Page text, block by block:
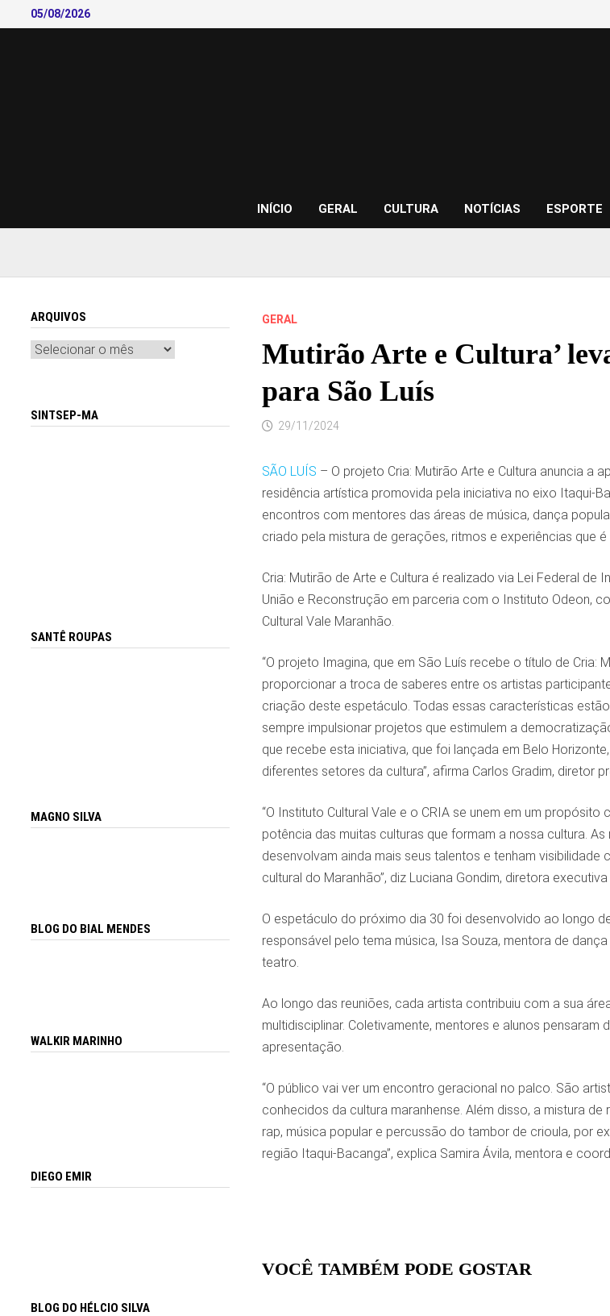
to
05/08/2026
INÍCIO GERAL CULTURA NOTÍCIAS ESPORTE
GERAL
Mutirão Arte e Cultura’
para São Luís
29/11/2024
SÃO LUÍS – O projeto Cria: Mutirão Arte e Cultura anuncia a
residência artística promovida pela iniciativa no eixo Itaqui-
encontros com mentores das áreas de música, dança
criado pela mistura de gerações, ritmos e experiências que
Cria: Mutirão de Arte e Cultura é realizado via Lei Federal
União e Reconstrução em parceria com o Instituto Odeon,
Cultural Vale Maranhão.
“O projeto Imagina, que em São Luís recebe o título de
proporcionar a troca de saberes entre os artistas
criação deste espetáculo. Todas essas características
sempre impulsionar projetos que estimulem a
que recebe esta iniciativa, que foi lançada em Belo
diferentes setores da cultura”, afirma Carlos Gradim, diretor
“O Instituto Cultural Vale e o CRIA se unem em um
potência das muitas culturas que formam a nossa cultura.
desenvolvam ainda mais seus talentos e tenham
cultural do Maranhão”, diz Luciana Gondim, diretora
O espetáculo do próximo dia 30 foi desenvolvido ao longo
responsável pelo tema música, Isa Souza, mentora de
teatro.
Ao longo das reuniões, cada artista contribuiu com a sua
multidisciplinar. Coletivamente, mentores e alunos
apresentação.
“O público vai ver um encontro geracional no palco. São
conhecidos da cultura maranhense. Além disso, a mistura
rap, música popular e percussão do tambor de crioula, por
região Itaqui-Bacanga”, explica Samira Ávila, mentora e
VOCÊ TAMBÉM PODE GOSTAR
ARQUIVOS
Arquivos
SINTSEP-MA
SANTÊ ROUPAS
MAGNO SILVA
BLOG DO BIAL MENDES
WALKIR MARINHO
DIEGO EMIR
BLOG DO HÉLCIO SILVA